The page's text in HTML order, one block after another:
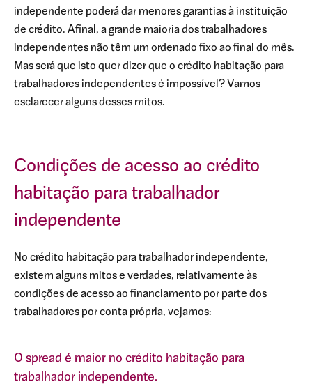
independente poderá dar menores garantias à instituição
de crédito. Afinal, a grande maioria dos trabalhadores
independentes não têm um ordenado fixo ao final do mês.
Mas será que isto quer dizer que o crédito habitação para
trabalhadores independentes é impossível? Vamos
esclarecer alguns desses mitos.
Condições de acesso ao crédito
habitação para trabalhador
independente
No crédito habitação para trabalhador independente,
existem alguns mitos e verdades, relativamente às
condições de acesso ao financiamento por parte dos
trabalhadores por conta própria, vejamos:
O spread é maior no crédito habitação para
trabalhador independente.